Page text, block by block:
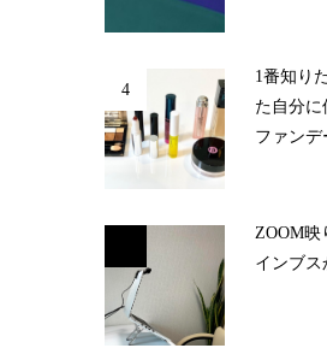
4
1番知り
た自分に
ファンデ
ZOOM映
インブス